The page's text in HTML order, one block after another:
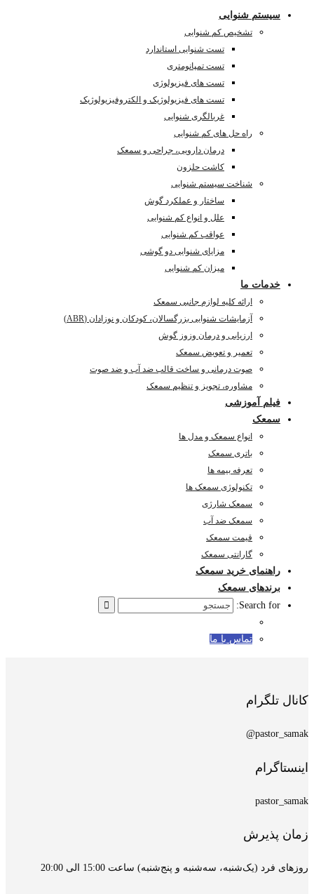
سیستم شنوایی
تشخیص کم شنوایی
تست شنوایی استاندارد
تست تمپانومتری
تست های فیزیولوژی
تست های فیزیولوژیک و الکتروفیزیولوژیک
غربالگری شنوایی
راه حل های کم شنوایی
درمان دارویی، جراحی و سمعک
کاشت حلزون
شناخت سیستم شنوایی
ساختار و عملکرد گوش
علل و انواع کم شنوایی
عواقب کم شنوایی
مزایای شنوایی دو گوشی
میزان کم شنوایی
خدمات ما
ارائه کلیه لوازم جانبی سمعک
آزمایشات شنوایی بزرگسالان، کودکان و نوزادان (ABR)
ارزیابی و درمان وزوز گوش
تعمیر و تعویض سمعک
صوت درمانی و ساخت قالب ضد آب و ضد صوت
مشاوره، تجویز و تنظیم سمعک
فیلم آموزشی
سمعک
انواع سمعک و مدل ها
باتری سمعک
تعرفه بیمه ها
تکنولوژی سمعک ها
سمعک شارژی
سمعک ضد آب
قیمت سمعک
گارانتی سمعک
راهنمای خرید سمعک
برندهای سمعک
Search for:
تماس با ما
کانال تلگرام
pastor_samak@
اینستاگرام
pastor_samak
زمان پذیرش
روزهای فرد (یک‌شنبه، سه‌شنبه و پنج‌شنبه) ساعت 15:00 الی 20:00